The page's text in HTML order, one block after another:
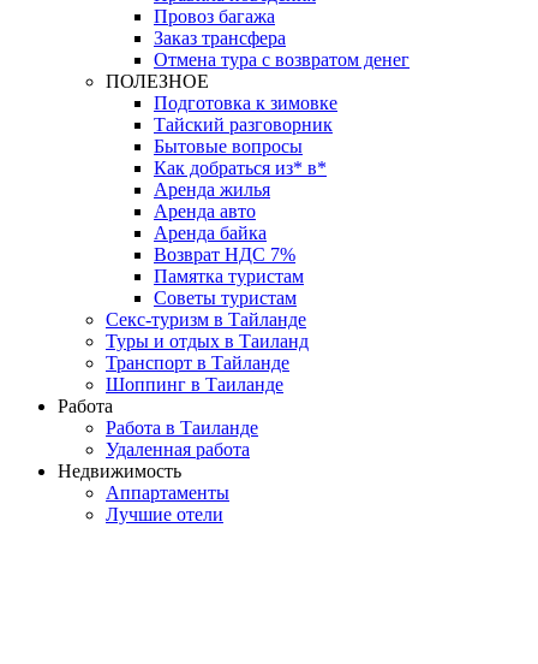
Провоз багажа
Заказ трансфера
Отмена тура с возвратом денег
ПОЛЕЗНОЕ
Подготовка к зимовке
Тайский разговорник
Бытовые вопросы
Как добраться из* в*
Аренда жилья
Аренда авто
Аренда байка
Возврат НДС 7%
Памятка туристам
Советы туристам
Секс-туризм в Тайланде
Туры и отдых в Таиланд
Транспорт в Тайланде
Шоппинг в Таиланде
Работа
Работа в Таиланде
Удаленная работа
Недвижимость
Аппартаменты
Лучшие отели